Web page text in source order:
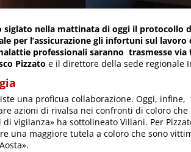
siglato nella mattinata di oggi il protocollo
per l’assicurazione gli infortuni sul
professionali saranno trasmesse via
Pizzato e il direttore della sede regionale
una proficua collaborazione. Oggi,
azioni di rivalsa nei confronti di coloro
di vigilanza» ha sottolineato Villani. Per
una maggiore tutela a coloro che sono